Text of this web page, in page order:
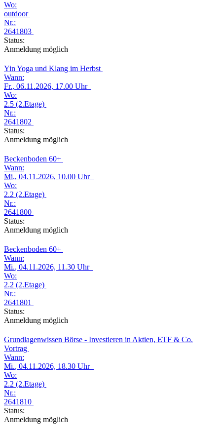
Wo:
outdoor
Nr.:
2641803
Status:
Anmeldung möglich
Yin Yoga und Klang im Herbst
Wann:
Fr., 06.11.2026, 17.00 Uhr
Wo:
2.5 (2.Etage)
Nr.:
2641802
Status:
Anmeldung möglich
Beckenboden 60+
Wann:
Mi., 04.11.2026, 10.00 Uhr
Wo:
2.2 (2.Etage)
Nr.:
2641800
Status:
Anmeldung möglich
Beckenboden 60+
Wann:
Mi., 04.11.2026, 11.30 Uhr
Wo:
2.2 (2.Etage)
Nr.:
2641801
Status:
Anmeldung möglich
Grundlagenwissen Börse - Investieren in Aktien, ETF & Co.
Vortrag
Wann:
Mi., 04.11.2026, 18.30 Uhr
Wo:
2.2 (2.Etage)
Nr.:
2641810
Status:
Anmeldung möglich